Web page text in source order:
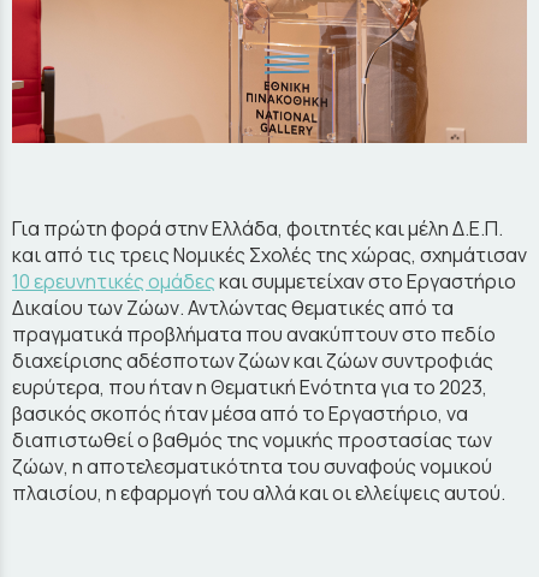
Για πρώτη φορά στην Ελλάδα, φοιτητές και μέλη Δ.Ε.Π.
και από τις τρεις Νομικές Σχολές της χώρας, σχημάτισαν
10 ερευνητικές ομάδεςκαι συμμετείχαν στο Εργαστήριο
Δικαίου των Ζώων. Αντλώντας θεματικές από τα
πραγματικά προβλήματα που ανακύπτουν στο πεδίο
διαχείρισης αδέσποτων ζώων και ζώων συντροφιάς
ευρύτερα, που ήταν η Θεματική Ενότητα για το 2023,
βασικός σκοπός ήταν μέσα από το Εργαστήριο, να
διαπιστωθεί ο βαθμός της νομικής προστασίας των
ζώων, η αποτελεσματικότητα του συναφούς νομικού
πλαισίου, η εφαρμογή του αλλά και οι ελλείψεις αυτού.